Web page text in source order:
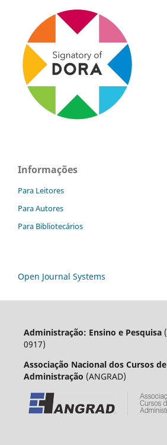
Informações
Para Leitores
Para Autores
Para Bibliotecários
Open Journal Systems
Administração: Ensino e Pesquisa
0917)
Associação Nacional dos Cursos
Administração (ANGRAD)